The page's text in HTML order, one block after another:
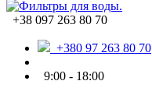
+38 097 263 80 70
+380 97 263 80 70
9:00 - 18:00